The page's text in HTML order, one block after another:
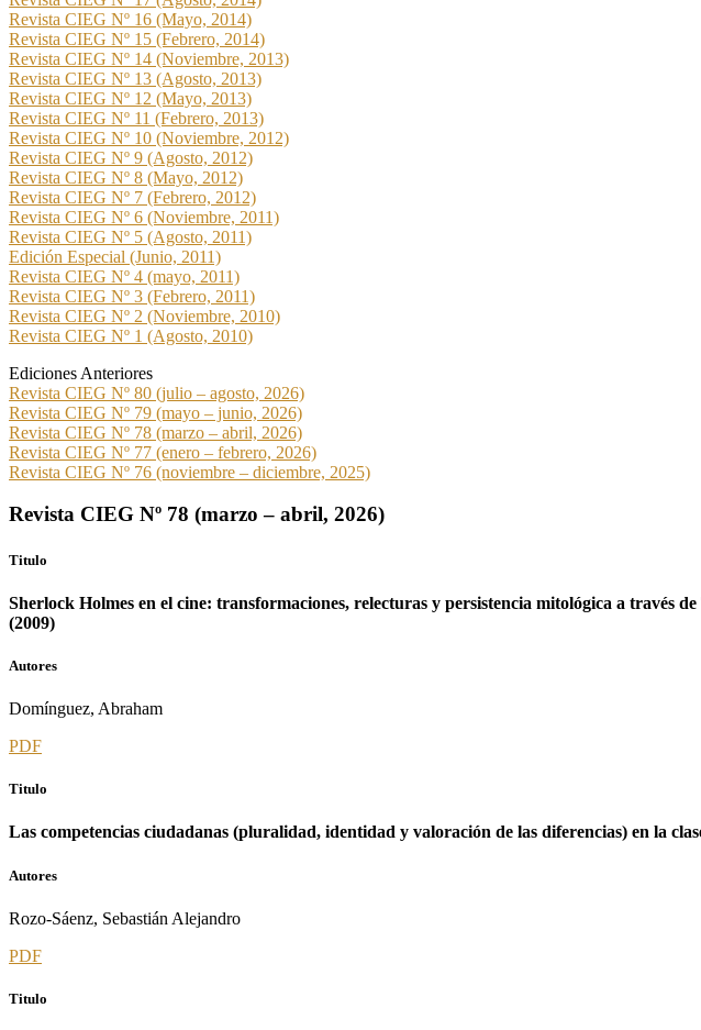
Revista CIEG Nº 1 (Agosto, 2010)
Revista CIEG Nº 2 (Noviembre, 2010)
Revista CIEG Nº 3 (Febrero, 2011)
Revista CIEG Nº 4 (mayo, 2011)
Edición Especial (Junio, 2011)
Revista CIEG Nº 5 (Agosto, 2011)
Revista CIEG Nº 6 (Noviembre, 2011)
Revista CIEG Nº 7 (Febrero, 2012)
Revista CIEG Nº 8 (Mayo, 2012)
Revista CIEG Nº 9 (Agosto, 2012)
Revista CIEG Nº 10 (Noviembre, 2012)
Revista CIEG Nº 11 (Febrero, 2013)
Revista CIEG Nº 12 (Mayo, 2013)
Revista CIEG Nº 13 (Agosto, 2013)
Revista CIEG Nº 14 (Noviembre, 2013)
Revista CIEG Nº 15 (Febrero, 2014)
Revista CIEG Nº 16 (Mayo, 2014)
Ediciones Anteriores
Revista CIEG Nº 80 (julio – agosto, 2026)
Revista CIEG Nº 79 (mayo – junio, 2026)
Revista CIEG Nº 78 (marzo – abril, 2026)
Revista CIEG Nº 77 (enero – febrero, 2026)
Revista CIEG Nº 76 (noviembre – diciembre, 2025)
Revista CIEG Nº 78 (marzo – abril, 2026)
Titulo
Sherlock Holmes en el cine: transformaciones, relecturas y persistencia mitológica a través
(2009)
Autores
Domínguez, Abraham
PDF
Titulo
Las competencias ciudadanas (pluralidad, identidad y valoración de las diferencias) en la
Autores
Rozo-Sáenz, Sebastián Alejandro
PDF
Titulo